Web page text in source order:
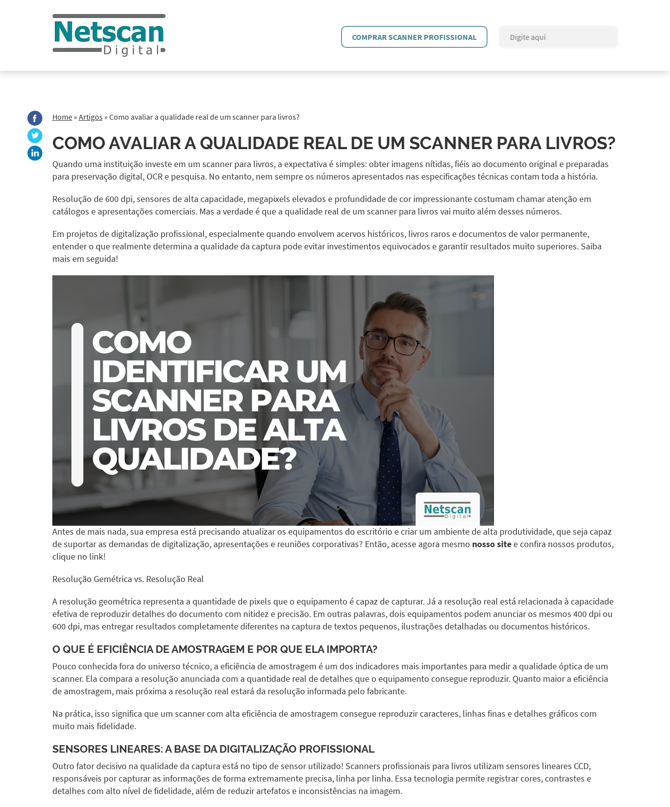
COMPRAR SCANNER PROFISSIONAL
Home» Artigos» Como avaliar a qualidade real de um scanner para livros?
COMO AVALIAR A QUALIDADE REAL DE UM SCANNER PARA LIVROS?
Quando uma instituição investe em um scanner para livros, a expectativa é simples: obter imagens nítidas, fiéis ao documento original e preparadas
para preservação digital, OCR e pesquisa. No entanto, nem sempre os números apresentados nas especificações técnicas contam toda a história.
Resolução de 600 dpi, sensores de alta capacidade, megapixels elevados e profundidade de cor impressionante costumam chamar atenção em
catálogos e apresentações comerciais. Mas a verdade é que a qualidade real de um scanner para livros vai muito além desses números.
Em projetos de digitalização profissional, especialmente quando envolvem acervos históricos, livros raros e documentos de valor permanente,
entender o que realmente determina a qualidade da captura pode evitar investimentos equivocados e garantir resultados muito superiores. Saiba
mais em seguida!
Antes de mais nada, sua empresa está precisando atualizar os equipamentos do escritório e criar um ambiente de alta produtividade, que seja capaz
de suportar as demandas de digitalização, apresentações e reuniões corporativas? Então, acesse agora mesmo nosso sitee confira nossos produtos,
clique no link!
Resolução Gemétrica vs. Resolução Real
A resolução geométrica representa a quantidade de pixels que o equipamento é capaz de capturar. Já a resolução real está relacionada à capacidade
efetiva de reproduzir detalhes do documento com nitidez e precisão. Em outras palavras, dois equipamentos podem anunciar os mesmos 400 dpi ou
600 dpi, mas entregar resultados completamente diferentes na captura de textos pequenos, ilustrações detalhadas ou documentos históricos.
O QUE É EFICIÊNCIA DE AMOSTRAGEM E POR QUE ELA IMPORTA?
Pouco conhecida fora do universo técnico, a eficiência de amostragem é um dos indicadores mais importantes para medir a qualidade óptica de um
scanner. Ela compara a resolução anunciada com a quantidade real de detalhes que o equipamento consegue reproduzir. Quanto maior a eficiência
de amostragem, mais próxima a resolução real estará da resolução informada pelo fabricante.
Na prática, isso significa que um scanner com alta eficiência de amostragem consegue reproduzir caracteres, linhas finas e detalhes gráficos com
muito mais fidelidade.
SENSORES LINEARES: A BASE DA DIGITALIZAÇÃO PROFISSIONAL
Outro fator decisivo na qualidade da captura está no tipo de sensor utilizado! Scanners profissionais para livros utilizam sensores lineares CCD,
responsáveis por capturar as informações de forma extremamente precisa, linha por linha. Essa tecnologia permite registrar cores, contrastes e
detalhes com alto nível de fidelidade, além de reduzir artefatos e inconsistências na imagem.